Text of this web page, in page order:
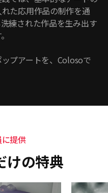
た応用作品の制作を通
練された作品を生み出す
プアートを、Colosoで
提供
けの特典